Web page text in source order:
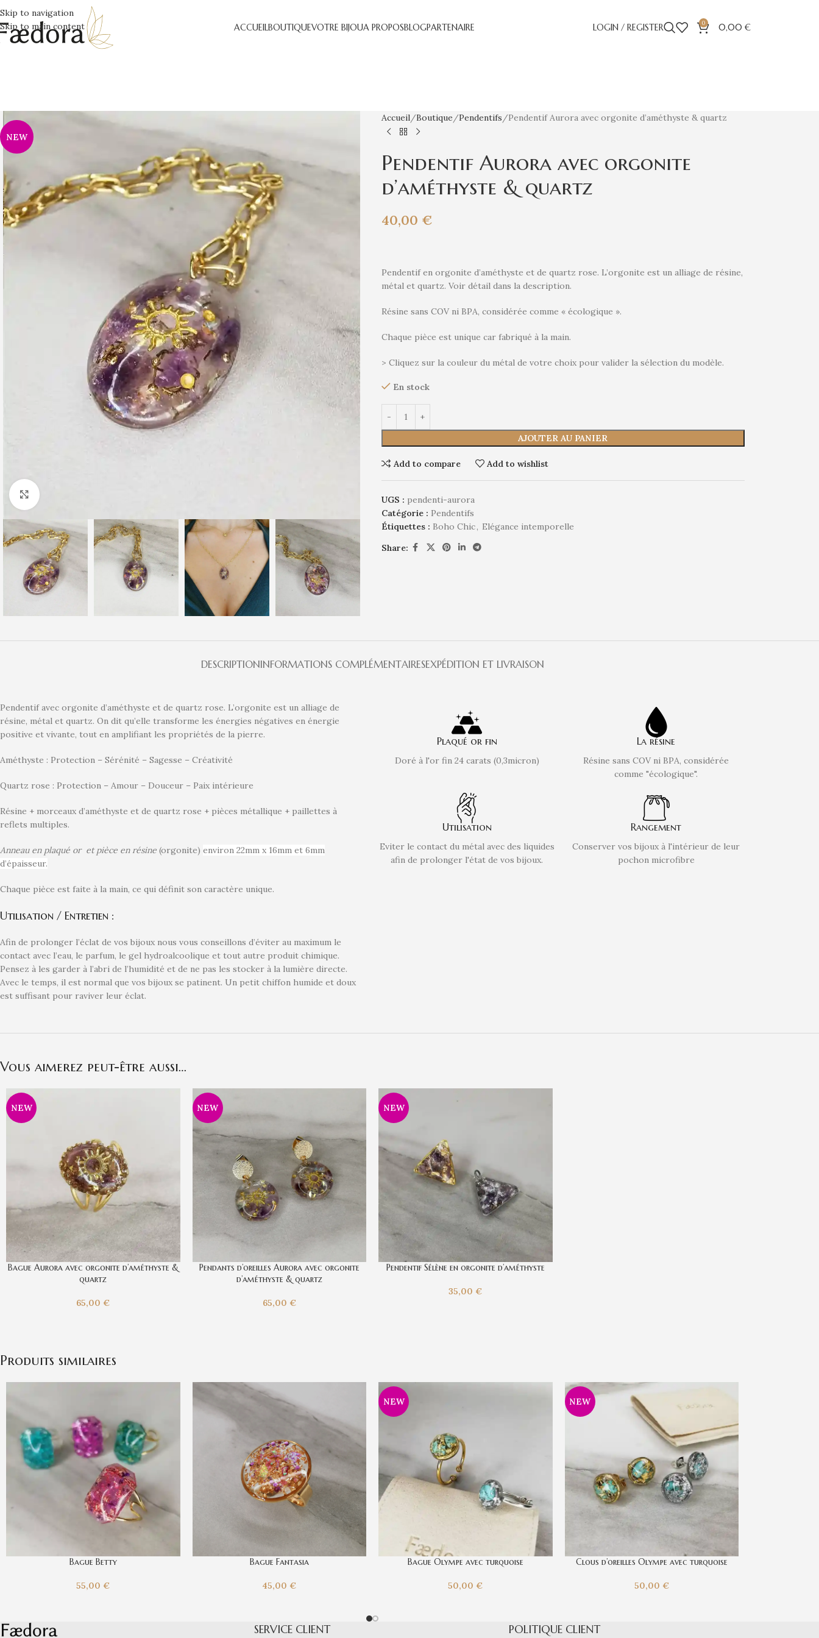
Skip to navigation
Skip to main content
ACCUEILBOUTIQUEVOTRE BIJOUA PROPOSBLOGPARTENAIRE LOGIN / REGISTER 0 0,00 €
NEW
Accueil Boutique Pendentifs Pendentif Aurora avec orgonite d’améthyste & quartz
Pendentif Aurora avec orgonite
d’améthyste & quartz
40,00 €
Pendentif en orgonite d’améthyste et de quartz rose. L’orgonite est un alliage de résine,
métal et quartz. Voir détail dans la description.
Résine sans COV ni BPA, considérée comme « écologique ».
Chaque pièce est unique car fabriqué à la main.
> Cliquez sur la couleur du métal de votre choix pour valider la sélection du modèle.
En stock
AJOUTER AU PANIER
Add to compare Add to wishlist
UGS : pendenti-aurora
Catégorie : Pendentifs
Étiquettes : Boho Chic, Elégance intemporelle
Share:
DESCRIPTIONINFORMATIONS COMPLÉMENTAIRESEXPÉDITION ET LIVRAISON
Pendentif avec orgonite d’améthyste et de quartz rose. L’orgonite est un alliage de
résine, métal et quartz. On dit qu’elle transforme les énergies négatives en énergie
positive et vivante, tout en amplifiant les propriétés de la pierre.
Améthyste : Protection – Sérénité – Sagesse – Créativité
Quartz rose : Protection – Amour – Douceur – Paix intérieure
Résine + morceaux d’améthyste et de quartz rose + pièces métallique + paillettes à
reflets multiples.
Anneau en plaqué or et pièce en résine (orgonite) environ 22mm x 16mm et 6mm
d’épaisseur.
Chaque pièce est faite à la main, ce qui définit son caractère unique.
Utilisation / Entretien :
Afin de prolonger l’éclat de vos bijoux nous vous conseillons d’éviter au maximum le
contact avec l’eau, le parfum, le gel hydroalcoolique et tout autre produit chimique.
Pensez à les garder à l’abri de l’humidité et de ne pas les stocker à la lumière directe.
Avec le temps, il est normal que vos bijoux se patinent. Un petit chiffon humide et doux
est suffisant pour raviver leur éclat.
Plaqué or fin
Doré à l'or fin 24 carats (0,3micron)
La résine
Résine sans COV ni BPA, considérée
comme "écologique".
Utilisation
Eviter le contact du métal avec des liquides
afin de prolonger l'état de vos bijoux.
Rangement
Conserver vos bijoux à l'intérieur de leur
pochon microfibre
Vous aimerez peut-être aussi…
NEW
Bague Aurora avec orgonite d’améthyste &
quartz
65,00€
NEW
Pendants d’oreilles Aurora avec orgonite
d’améthyste & quartz
65,00 €
NEW
Pendentif Sélène en orgonite d’améthyste
35,00€
Produits similaires
Bague Betty
55,00€
Bague Fantasia
45,00€
NEW
Bague Olympe avec turquoise
50,00€
NEW
Clous d’oreilles Olympe avec turquoise
50,00 €
SERVICE CLIENT POLITIQUE CLIENT